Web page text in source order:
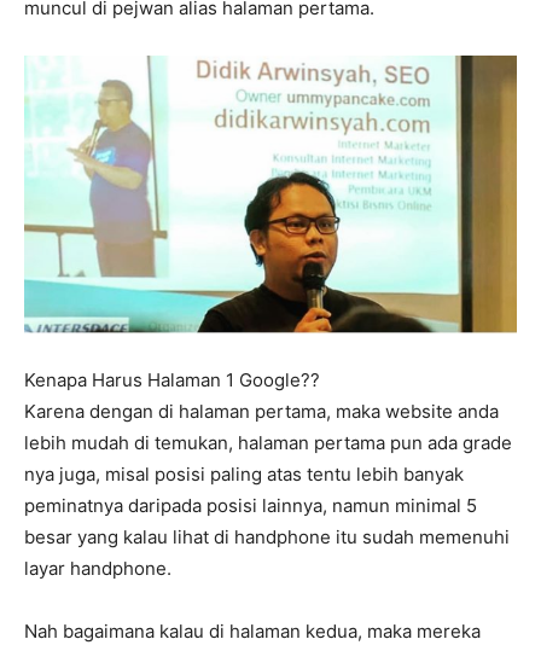
muncul di pejwan alias halaman pertama.
Kenapa Harus Halaman 1 Google??
Karena dengan di halaman pertama, maka website anda
lebih mudah di temukan, halaman pertama pun ada grade
nya juga, misal posisi paling atas tentu lebih banyak
peminatnya daripada posisi lainnya, namun minimal 5
besar yang kalau lihat di handphone itu sudah memenuhi
layar handphone.
Nah bagaimana kalau di halaman kedua, maka mereka